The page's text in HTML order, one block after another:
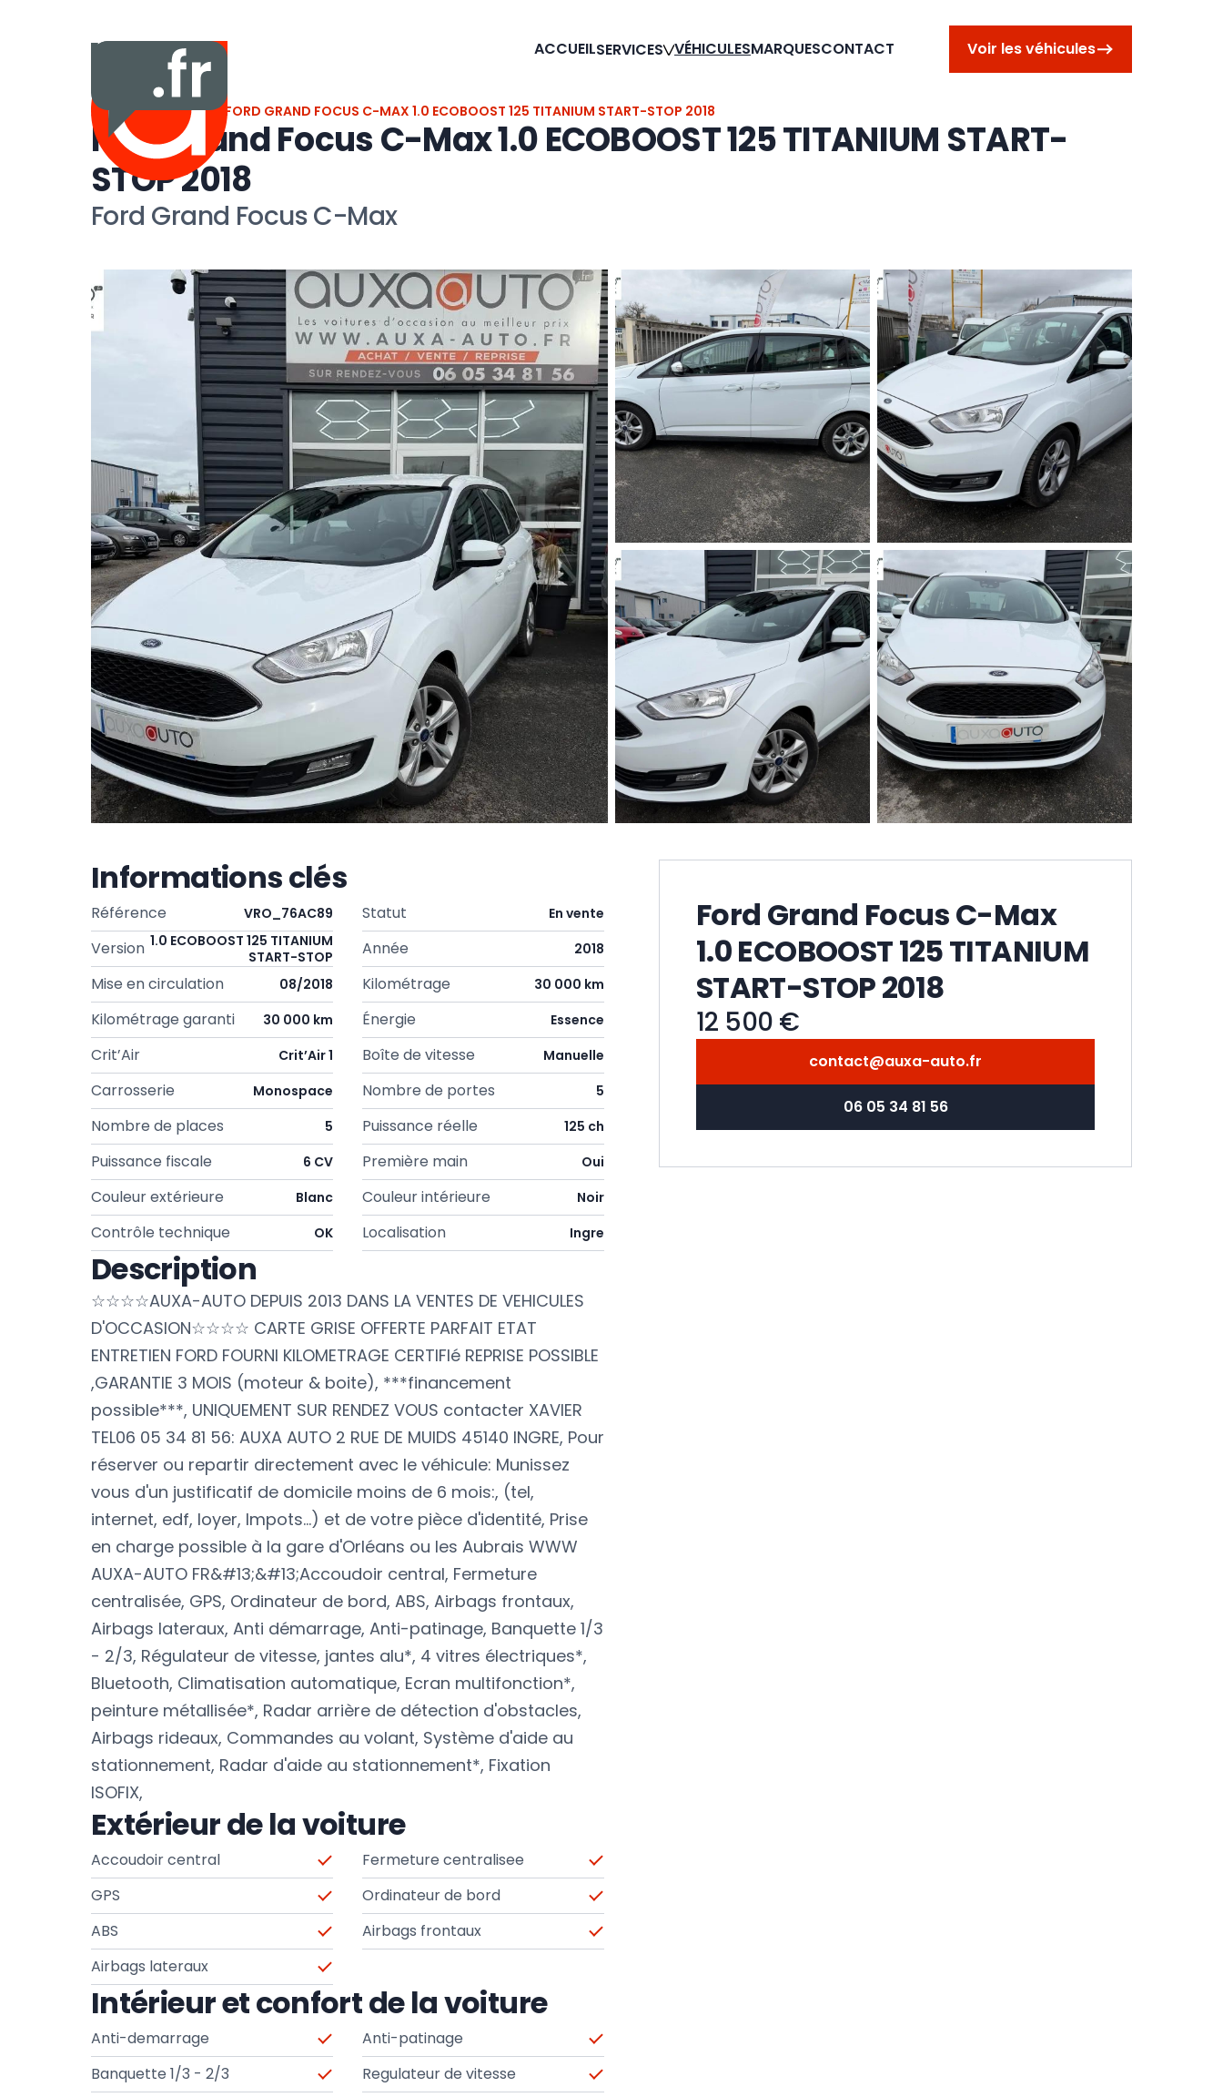
ACCUEILSERVICES VÉHICULESMARQUESCONTACT Voir les véhicules
ACCUEIL VÉHICULES FORD GRAND FOCUS C-MAX 1.0 ECOBOOST 125 TITANIUM START-STOP 2018
Ford Grand Focus C-Max 1.0 ECOBOOST 125 TITANIUM START-
STOP 2018
Ford Grand Focus C-Max
Voir la galerie
Informations clés
Référence VRO_76AC89 Statut En vente
Version 1.0 ECOBOOST 125 TITANIUM
START-STOP
Année 2018
Mise en circulation 08/2018 Kilométrage 30 000 km
Kilométrage garanti 30 000 km Énergie Essence
Crit’Air Crit’Air 1 Boîte de vitesse Manuelle
Carrosserie Monospace Nombre de portes 5
Nombre de places 5 Puissance réelle 125 ch
Puissance fiscale 6 CV Première main Oui
Couleur extérieure Blanc Couleur intérieure Noir
Contrôle technique OK Localisation Ingre
Description
☆☆☆☆AUXA-AUTO DEPUIS 2013 DANS LA VENTES DE VEHICULES
D'OCCASION☆☆☆☆ CARTE GRISE OFFERTE PARFAIT ETAT
ENTRETIEN FORD FOURNI KILOMETRAGE CERTIFIé REPRISE POSSIBLE
,GARANTIE 3 MOIS (moteur & boite), ***financement
possible***, UNIQUEMENT SUR RENDEZ VOUS contacter XAVIER
TEL06 05 34 81 56: AUXA AUTO 2 RUE DE MUIDS 45140 INGRE, Pour
réserver ou repartir directement avec le véhicule: Munissez
vous d'un justificatif de domicile moins de 6 mois:, (tel,
internet, edf, loyer, Impots...) et de votre pièce d'identité, Prise
en charge possible à la gare d'Orléans ou les Aubrais WWW
AUXA-AUTO FR&#13;&#13;Accoudoir central, Fermeture
centralisée, GPS, Ordinateur de bord, ABS, Airbags frontaux,
Airbags lateraux, Anti démarrage, Anti-patinage, Banquette 1/3
- 2/3, Régulateur de vitesse, jantes alu*, 4 vitres électriques*,
Bluetooth, Climatisation automatique, Ecran multifonction*,
peinture métallisée*, Radar arrière de détection d'obstacles,
Airbags rideaux, Commandes au volant, Système d'aide au
stationnement, Radar d'aide au stationnement*, Fixation
ISOFIX,
Extérieur de la voiture
Accoudoir central
Fermeture centralisee
GPS
Ordinateur de bord
ABS
Airbags frontaux
Airbags lateraux
Intérieur et confort de la voiture
Anti-demarrage
Anti-patinage
Banquette 1/3 - 2/3
Regulateur de vitesse
Ford Grand Focus C-Max
1.0 ECOBOOST 125 TITANIUM
START-STOP 2018
12 500 €
contact@auxa-auto.fr
06 05 34 81 56